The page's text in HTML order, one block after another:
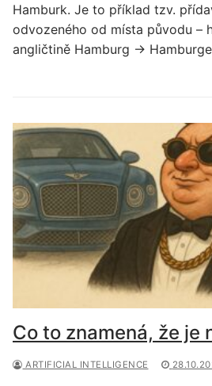
Hamburk. Je to příklad tzv.
odvozeného od místa původu –
angličtině Hamburg →
Co to znamená, že je
ARTIFICIAL INTELLIGENCE